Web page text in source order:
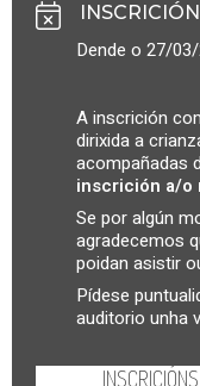
Dende o 27/
A inscrición
dirixida a
acompañadas
inscrición a/o
Se por algún
agradecemos
poidan asistir
Pídese
auditorio unha